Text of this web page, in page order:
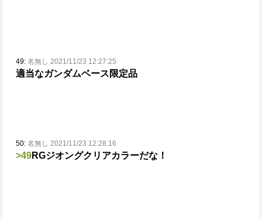
49: 名無し 2021/11/23 12:27:25
適当なガンダムベース限定品
50: 名無し 2021/11/23 12:28:16
>49RGジオングクリアカラーだな！